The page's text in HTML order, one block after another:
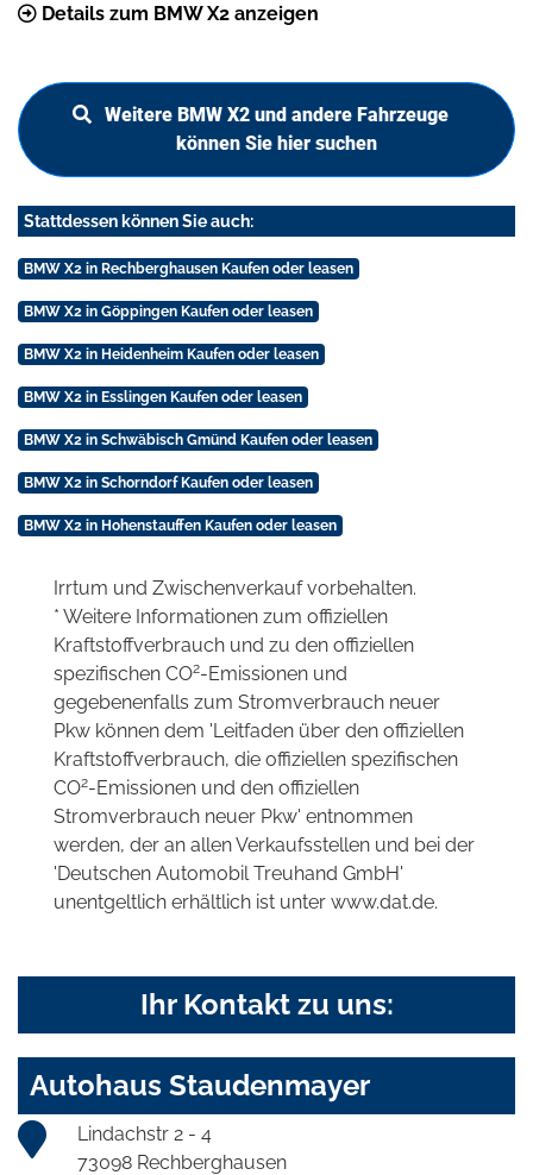
Details zum BMW X2 anzeigen
Weitere BMW X2 und andere Fahrzeuge
können Sie hier suchen
Stattdessen können Sie auch:
BMW X2 in Rechberghausen Kaufen oder leasen
BMW X2 in Göppingen Kaufen oder leasen
BMW X2 in Heidenheim Kaufen oder leasen
BMW X2 in Esslingen Kaufen oder leasen
BMW X2 in Schwäbisch Gmünd Kaufen oder leasen
BMW X2 in Schorndorf Kaufen oder leasen
BMW X2 in Hohenstauffen Kaufen oder leasen
Irrtum und Zwischenverkauf vorbehalten.
* Weitere Informationen zum offiziellen
Kraftstoffverbrauch und zu den offiziellen
spezifischen CO2-Emissionen und
gegebenenfalls zum Stromverbrauch neuer
Pkw können dem 'Leitfaden über den offiziellen
Kraftstoffverbrauch, die offiziellen spezifischen
CO2-Emissionen und den offiziellen
Stromverbrauch neuer Pkw' entnommen
werden, der an allen Verkaufsstellen und bei der
'Deutschen Automobil Treuhand GmbH'
unentgeltlich erhältlich ist unter www.dat.de.
Ihr Kontakt zu uns:
Autohaus Staudenmayer
Lindachstr 2 - 4
73098 Rechberghausen